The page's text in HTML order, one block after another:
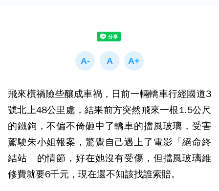
飛來橫禍險些釀成車禍，日前一輛轎車行經國道3
號北上48公里處，結果前方突然飛來一根1.5公尺
的鐵鉤，不偏不倚砸中了轎車的擋風玻璃，受害
駕駛朱小姐報案，驚覺自己遇上了電影「絕命終
結站」的情節，好在她沒有受傷，但擋風玻璃維
修費就要6千元，現在還不知該找誰索賠。